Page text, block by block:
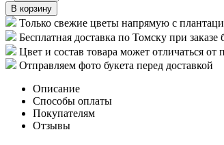
В корзину
Только свежие цветы напрямую с
Бесплатная доставка по Томску при заказе
Цвет и состав товара может отличаться от
Отправляем фото букета перед доставкой
Описание
Способы оплаты
Покупателям
Отзывы